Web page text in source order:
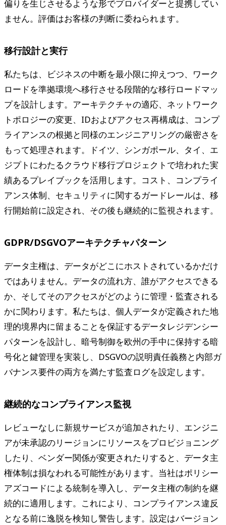
偏りを生じさせるような形でプロバイダーと提携してい
ません。評価はお客様の判断に委ねられます。
移行設計と実行
私たちは、ビジネスの中断を最小限に抑えつつ、ワーク
ロードを準拠環境へ移行させる段階的な移行ロードマッ
プを設計します。アーキテクチャの適応、ネットワーク
トポロジーの変更、IDおよびアクセス再構成は、コンプ
ライアンスの根拠と同様のエンジニアリングの厳密さを
もって処理されます。ドイツ、シンガポール、タイ、エ
ジプトにわたるクラウド移行プロジェクトで培われた実
績あるプレイブックを活用します。コスト、コンプライ
アンス体制、セキュリティに関するガードレールは、移
行開始前に設定され、その後も継続的に監視されます。
GDPR/DSGVOアーキテクチャパターン
データ主権は、データがどこにホストされているかだけ
ではありません。データの流れ方、誰がアクセスできる
か、そしてそのアクセスがどのように管理・監査される
かに関わります。私たちは、個人データが定義された地
理的境界内に留まることを保証するデータレジデンシー
パターンを設計し、暗号制御を欧州の手中に保持する暗
号化と鍵管理を実装し、DSGVOの説明責任義務と内部ガ
バナンス要件の両方を満たす監査ログを設定します。
継続的なコンプライアンス監視
レビューなしに新規サービスが追加されたり、エンジニ
アが未承認のリージョンにリソースをプロビジョニング
したり、ベンダー関係が変更されたりすると、データ主
権体制は損なわれる可能性があります。当社はポリシー
アズコードによる統制を導入し、データ主権の制約を継
続的に適用します。これにより、コンプライアンス違反
となる前に逸脱を検知し警告します。設定はバージョン